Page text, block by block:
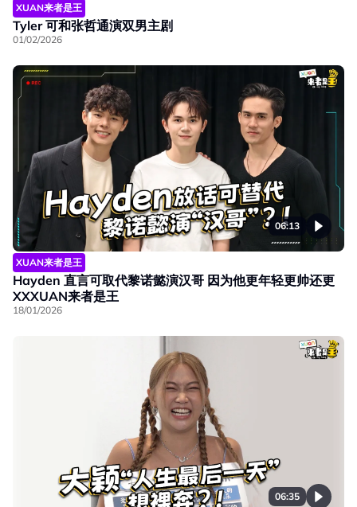
XUAN来者是王
Tyler 可和张哲通演双男主剧
01/02/2026
06:13
XUAN来者是王
Hayden 直言可取代黎诺懿演汉哥 因为他更年轻更帅还更
XXXUAN来者是王
18/01/2026
06:35